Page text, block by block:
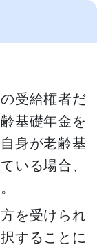
受給権者だ
基礎年金を
身が老齢基
いる場合、
を受けられ
することに